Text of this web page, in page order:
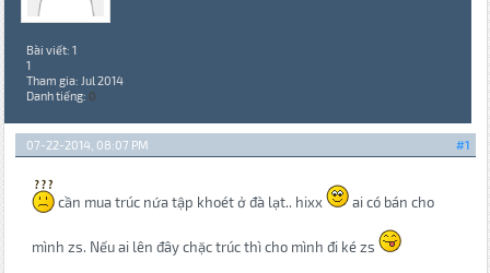
Bài viết: 1
1
Tham gia: Jul 2014
Danh tiếng: 0
#1
07-22-2014, 08:07 PM
cần mua trúc nứa tập khoét ở đà lạt.. hixx ai có bán cho
mình zs. Nếu ai lên đây chặc trúc thì cho mình đi ké zs